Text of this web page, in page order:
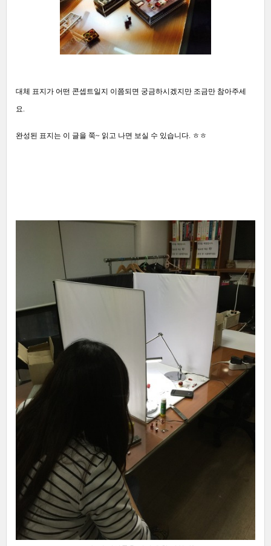
대체 표지가 어떤 콘셉트일지 이쯤되면 궁금하시겠지만 조금만 참아주세
요.
완성된 표지는 이 글을 쭉~ 읽고 나면 보실 수 있습니다. ㅎㅎ